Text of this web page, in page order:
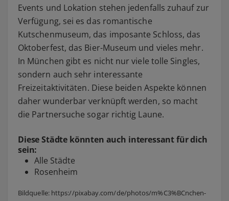
Events und Lokation stehen jedenfalls zuhauf zur
Verfügung, sei es das romantische
Kutschenmuseum, das imposante Schloss, das
Oktoberfest, das Bier-Museum und vieles mehr.
In München gibt es nicht nur viele tolle Singles,
sondern auch sehr interessante
Freizeitaktivitäten. Diese beiden Aspekte können
daher wunderbar verknüpft werden, so macht
die Partnersuche sogar richtig Laune.
Diese Städte könnten auch interessant für dich
sein:
Alle Städte
Rosenheim
Bildquelle: https://pixabay.com/de/photos/m%C3%BCnchen-